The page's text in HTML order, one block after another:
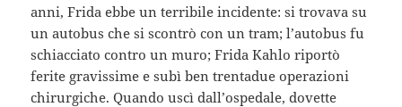
anni, Frida ebbe un terribile incidente: si trovava su
un autobus che si scontrò con un tram; l’autobus fu
schiacciato contro un muro; Frida Kahlo riportò
ferite gravissime e subì ben trentadue operazioni
chirurgiche. Quando uscì dall’ospedale, dovette